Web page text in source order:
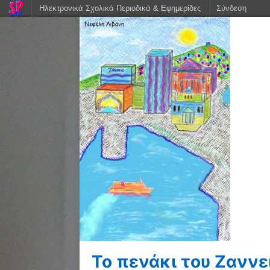
Το πενάκι του
Ηλεκτρονικά Σχολικά Περιοδικά & Εφημερίδες Σύνδεση